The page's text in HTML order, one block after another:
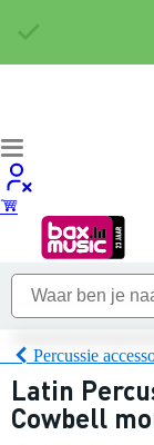
Percussie
Latin
Cowbell